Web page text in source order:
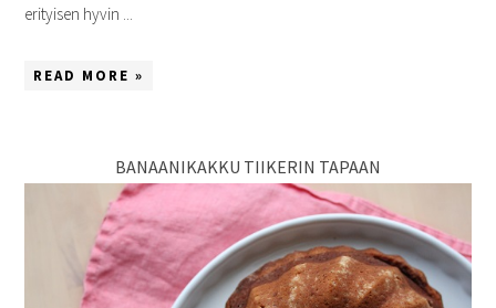
erityisen hyvin ...
READ MORE »
BANAANIKAKKU TIIKERIN TAPAAN